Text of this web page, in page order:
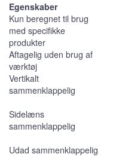
Egenskaber
Kun beregnet til brug
med specifikke
produkter
Aftagelig uden brug af
værktøj
Vertikalt
sammenklappelig
Sidelæns
sammenklappelig
Udad sammenklappelig